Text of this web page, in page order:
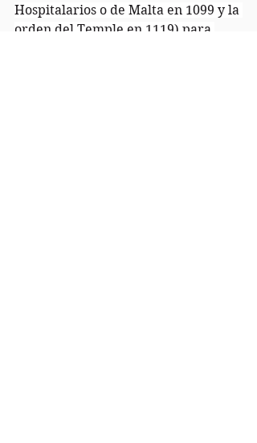
Hospitalarios o de Malta en 1099 y la
orden del Temple en 1119) para